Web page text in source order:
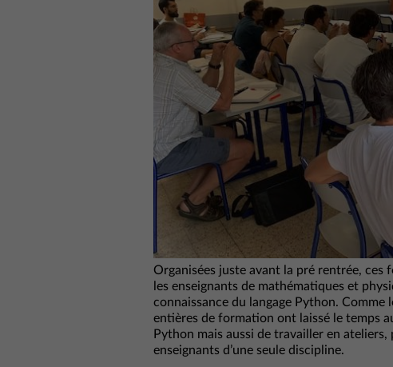
Organisées juste avant la pré rentrée,
les enseignants de mathématiques et
connaissance du langage Python.
entières de formation ont laissé le temps
Python mais aussi de travailler en
enseignants d’une seule discipline.